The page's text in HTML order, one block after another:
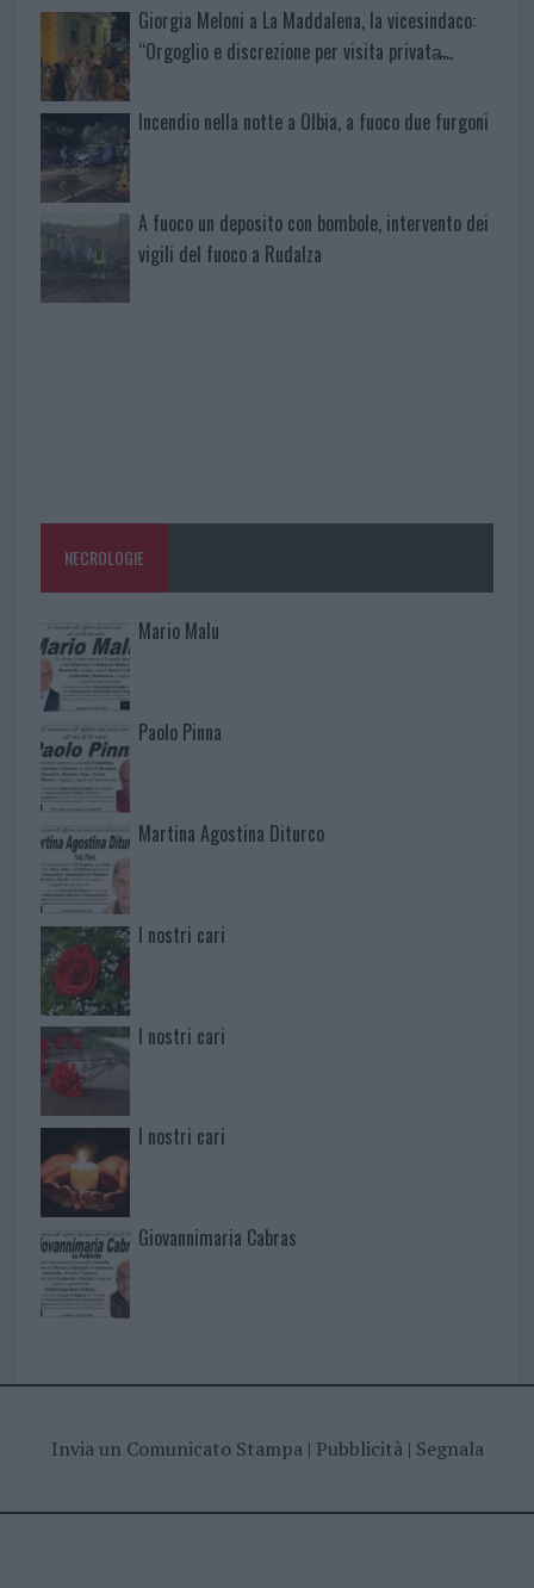
Giorgia Meloni a La Maddalena, la vicesindaco:
“Orgoglio e discrezione per visita privata̶…
Incendio nella notte a Olbia, a fuoco due furgoni
A fuoco un deposito con bombole, intervento dei
vigili del fuoco a Rudalza
NECROLOGIE
Mario Malu
Paolo Pinna
Martina Agostina Diturco
I nostri cari
I nostri cari
I nostri cari
Giovannimaria Cabras
Invia un Comunicato Stampa| Pubblicità| Segnala